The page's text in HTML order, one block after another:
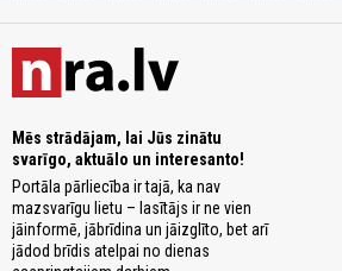
Mēs strādājam, lai Jūs zinātu
svarīgo, aktuālo un interesanto!
Portāla pārliecība ir tajā, ka nav
mazsvarīgu lietu – lasītājs ir ne vien
jāinformē, jābrīdina un jāizglīto, bet arī
jādod brīdis atelpai no dienas